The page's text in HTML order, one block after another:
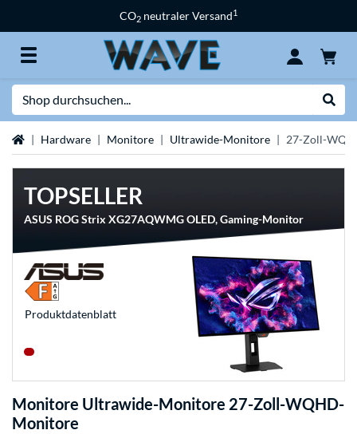
CO2 neutraler Versand1
StartseiteHardware Monitore Ultrawide-Monitore 27-Zoll-
TOPSELLER
ASUS ROG Strix XG27AQWMG OLED, Gaming-Monitor
Produkt­datenblatt
Monitore Ultrawide-Monitore 27-Zoll-WQHD-
Monitore